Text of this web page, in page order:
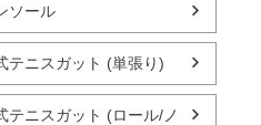
ソール
テニスガット (単張り)
テニスガット (ロール/ノ